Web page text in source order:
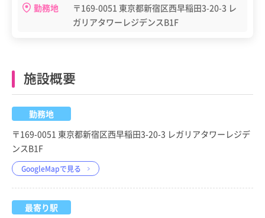
勤務地
〒169-0051 東京都新宿区西早稲田3-20-3 レ
ガリアタワーレジデンスB1F
施設概要
勤務地
〒169-0051 東京都新宿区西早稲田3-20-3 レガリアタワーレジデ
ンスB1F
GoogleMapで見る
最寄り駅